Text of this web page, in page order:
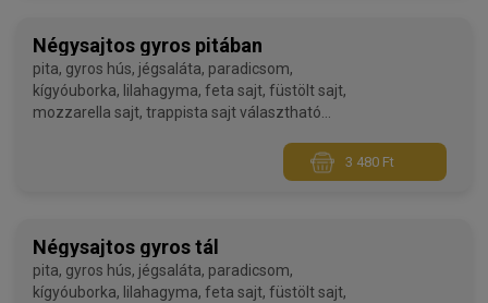
Négysajtos gyros pitában
pita, gyros hús, jégsaláta, paradicsom,
kígyóuborka, lilahagyma, feta sajt, füstölt sajt,
mozzarella sajt, trappista sajt választható
3 480 Ft
Négysajtos gyros tál
pita, gyros hús, jégsaláta, paradicsom,
kígyóuborka, lilahagyma, feta sajt, füstölt sajt,